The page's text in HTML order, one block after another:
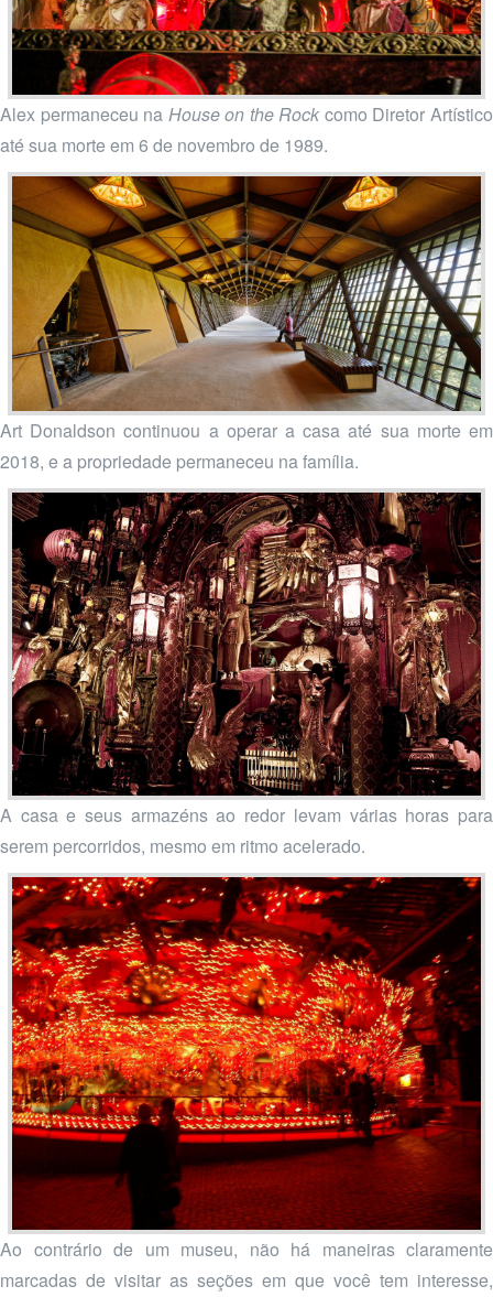
Alex permaneceu na House on the Rock como Diretor Artístico
até sua morte em 6 de novembro de 1989.
Art Donaldson continuou a operar a casa até sua morte em
2018, e a propriedade permaneceu na família.
A casa e seus armazéns ao redor levam várias horas para
serem percorridos, mesmo em ritmo acelerado.
Ao contrário de um museu, não há maneiras claramente
marcadas de visitar as seções em que você tem interesse,